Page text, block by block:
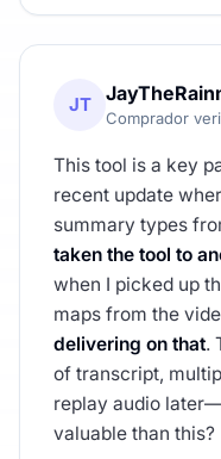
JT
Comprador
This tool is a key
recent update
summary types
taken the tool to
when I picked up
maps from the
delivering on that.
of transcript,
replay audio
valuable than this?